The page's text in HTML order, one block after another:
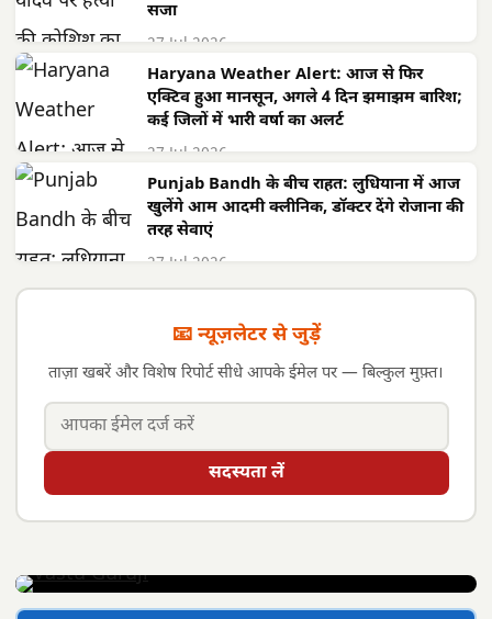
सजा
27 Jul 2026
Haryana Weather Alert: आज से फिर
एक्टिव हुआ मानसून, अगले 4 दिन झमाझम बारिश;
कई जिलों में भारी वर्षा का अलर्ट
27 Jul 2026
Punjab Bandh के बीच राहत: लुधियाना में आज
खुलेंगे आम आदमी क्लीनिक, डॉक्टर देंगे रोजाना की
तरह सेवाएं
27 Jul 2026
📧 न्यूज़लेटर से जुड़ें
ताज़ा खबरें और विशेष रिपोर्ट सीधे आपके ईमेल पर — बिल्कुल मुफ़्त।
सदस्यता लें